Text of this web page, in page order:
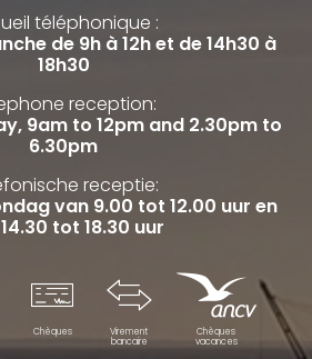
téléphonique :
de 9h à 12h et de 14h30 à
18h30
reception:
9am to 12pm and 2.30pm to
6.30pm
receptie:
van 9.00 tot 12.00 uur en
tot 18.30 uur
Chèques
Virement
bancaire
Chèques
vacances